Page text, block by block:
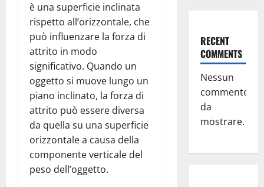
è una superficie inclinata
rispetto all’orizzontale, che
può influenzare la forza di
attrito in modo
significativo. Quando un
oggetto si muove lungo un
piano inclinato, la forza di
attrito può essere diversa
da quella su una superficie
orizzontale a causa della
componente verticale del
peso dell’oggetto.
RECENT
COMMENTS
Nessun
commento
da
mostrare.